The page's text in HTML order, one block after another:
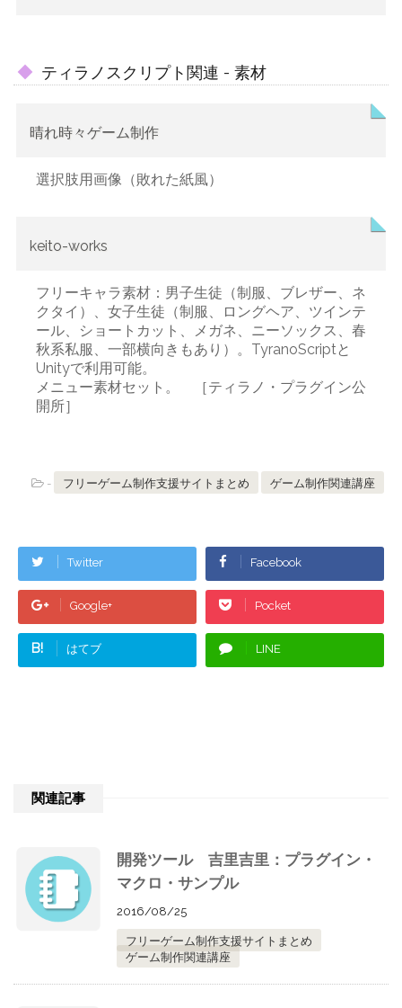
ティラノスクリプト関連 - 素材
晴れ時々ゲーム制作
選択肢用画像（敗れた紙風）
keito-works
フリーキャラ素材：男子生徒（制服、ブレザー、ネ
クタイ）、女子生徒（制服、ロングヘア、ツインテ
ール、ショートカット、メガネ、ニーソックス、春
秋系私服、一部横向きもあり）。TyranoScriptと
Unityで利用可能。
メニュー素材セット。 ［ティラノ・プラグイン公
開所］
- フリーゲーム制作支援サイトまとめ ゲーム制作関連講座
Twitter Facebook
Google+ Pocket
B! はてブ LINE
関連記事
開発ツール 吉里吉里：プラグイン・
マクロ・サンプル
2016/08/25
フリーゲーム制作支援サイトまとめ
ゲーム制作関連講座